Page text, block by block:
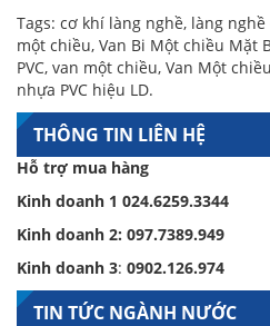
Tags: cơ khí làng nghề, làng
một chiều, Van Bi Một chiều Mặt
PVC, van một chiều, Van Một
nhựa PVC hiệu LD.
THÔNG TIN LIÊN HỆ
Hỗ trợ mua hàng
Kinh doanh 1 024.6259.3344
Kinh doanh 2: 097.7389.949
Kinh doanh 3: 0902.126.974
TIN TỨC NGÀNH NƯỚC